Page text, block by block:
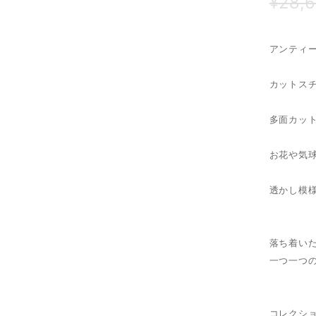
アンティ
カットス
多面カッ
お花や気
透かし模
落ち着い
一つ一つ
コレクシ